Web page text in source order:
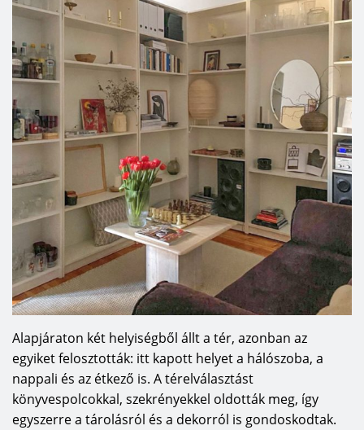
Alapjáraton két helyiségből állt a tér, azonban az
egyiket felosztották: itt kapott helyet a hálószoba, a
nappali és az étkező is. A térelválasztást
könyvespolcokkal, szekrényekkel oldották meg, így
egyszerre a tárolásról és a dekorról is gondoskodtak.